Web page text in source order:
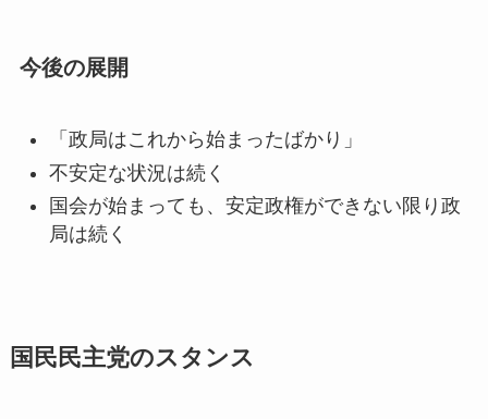
今後の展開
「政局はこれから始まったばかり」
不安定な状況は続く
国会が始まっても、安定政権ができない限り政
局は続く
国民民主党のスタンス